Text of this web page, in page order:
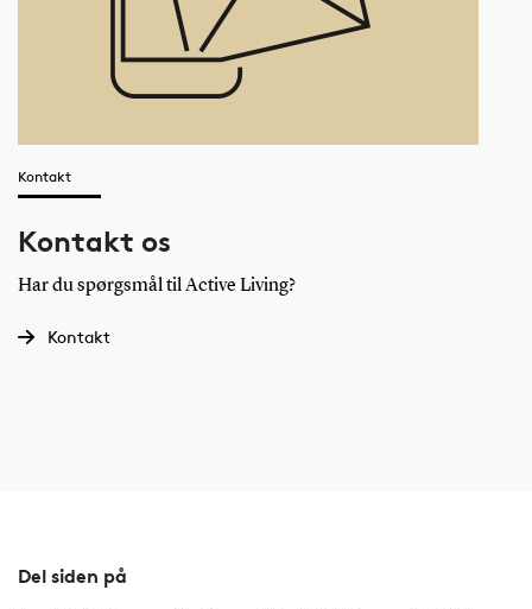
Kontakt
Kontakt os
Har du spørgsmål til Active Living?
Kontakt
Del siden på